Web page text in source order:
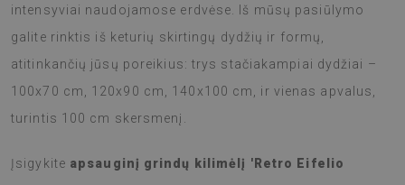
intensyviai naudojamose erdvėse. Iš mūsų pasiūlymo
galite rinktis iš keturių skirtingų dydžių ir formų,
atitinkančių jūsų poreikius: trys stačiakampiai dydžiai –
100x70 cm, 120x90 cm, 140x100 cm, ir vienas apvalus,
turintis 100 cm skersmenį.
Įsigykite apsauginį grindų kilimėlį 'Retro Eifelio